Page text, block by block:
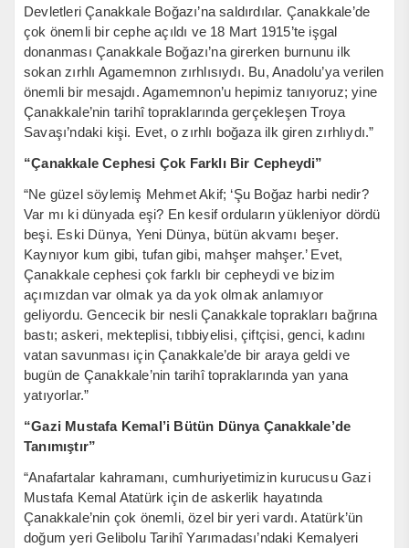
Devletleri Çanakkale Boğazı’na saldırdılar. Çanakkale’de
çok önemli bir cephe açıldı ve 18 Mart 1915’te işgal
donanması Çanakkale Boğazı’na girerken burnunu ilk
sokan zırhlı Agamemnon zırhlısıydı. Bu, Anadolu’ya verilen
önemli bir mesajdı. Agamemnon’u hepimiz tanıyoruz; yine
Çanakkale’nin tarihî topraklarında gerçekleşen Troya
Savaşı’ndaki kişi. Evet, o zırhlı boğaza ilk giren zırhlıydı.”
“Çanakkale Cephesi Çok Farklı Bir Cepheydi”
“Ne güzel söylemiş Mehmet Akif; ‘Şu Boğaz harbi nedir?
Var mı ki dünyada eşi? En kesif orduların yükleniyor dördü
beşi. Eski Dünya, Yeni Dünya, bütün akvamı beşer.
Kaynıyor kum gibi, tufan gibi, mahşer mahşer.’ Evet,
Çanakkale cephesi çok farklı bir cepheydi ve bizim
açımızdan var olmak ya da yok olmak anlamıyor
geliyordu. Gencecik bir nesli Çanakkale toprakları bağrına
bastı; askeri, mekteplisi, tıbbiyelisi, çiftçisi, genci, kadını
vatan savunması için Çanakkale’de bir araya geldi ve
bugün de Çanakkale’nin tarihî topraklarında yan yana
yatıyorlar.”
“Gazi Mustafa Kemal’i Bütün Dünya Çanakkale’de
Tanımıştır”
“Anafartalar kahramanı, cumhuriyetimizin kurucusu Gazi
Mustafa Kemal Atatürk için de askerlik hayatında
Çanakkale’nin çok önemli, özel bir yeri vardı. Atatürk’ün
doğum yeri Gelibolu Tarihî Yarımadası’ndaki Kemalyeri